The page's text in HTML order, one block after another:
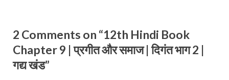
2 Comments on “12th Hindi Book
Chapter 9 | प्रगीत और समाज | दिगंत भाग 2 |
गद्य खंड”